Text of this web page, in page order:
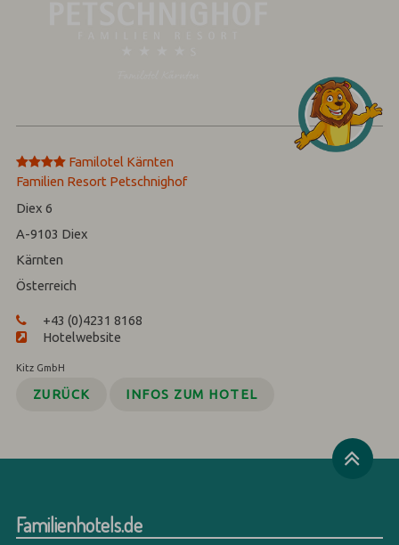
****
Familotel Kärnten
Familien Resort Petschnighof
Diex 6
A-9103 Diex
Kärnten
Österreich
+43 (0)4231 8168
Hotelwebsite
Kitz GmbH
ZURÜCK INFOS ZUM HOTEL
Familienhotels.de